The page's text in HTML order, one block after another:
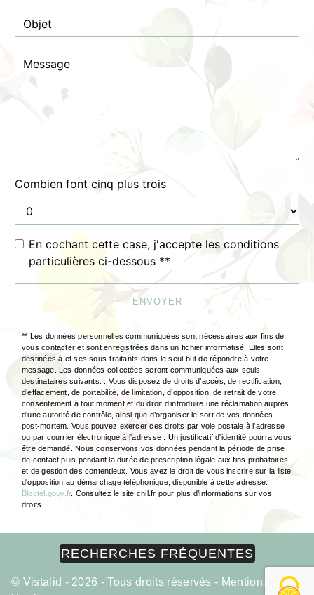
Combien font cinq plus trois
En cochant cette case, j'accepte les conditions
particulières ci-dessous **
ENVOYER
** Les données personnelles communiquées sont nécessaires aux fins de
vous contacter et sont enregistrées dans un fichier informatisé. Elles sont
destinées à et ses sous-traitants dans le seul but de répondre à votre
message. Les données collectées seront communiquées aux seuls
destinataires suivants: . Vous disposez de droits d’accès, de rectification,
d’effacement, de portabilité, de limitation, d’opposition, de retrait de votre
consentement à tout moment et du droit d’introduire une réclamation auprès
d’une autorité de contrôle, ainsi que d’organiser le sort de vos données
post-mortem. Vous pouvez exercer ces droits par voie postale à l'adresse
ou par courrier électronique à l'adresse . Un justificatif d'identité pourra vous
être demandé. Nous conservons vos données pendant la période de prise
de contact puis pendant la durée de prescription légale aux fins probatoires
et de gestion des contentieux. Vous avez le droit de vous inscrire sur la liste
d'opposition au démarchage téléphonique, disponible à cette adresse:
Bloctel.gouv.fr. Consultez le site cnil.fr pour plus d’informations sur vos
droits.
RECHERCHES FRÉQUENTES
© Vistalid - 2026 - Tous droits réservés - Mentions